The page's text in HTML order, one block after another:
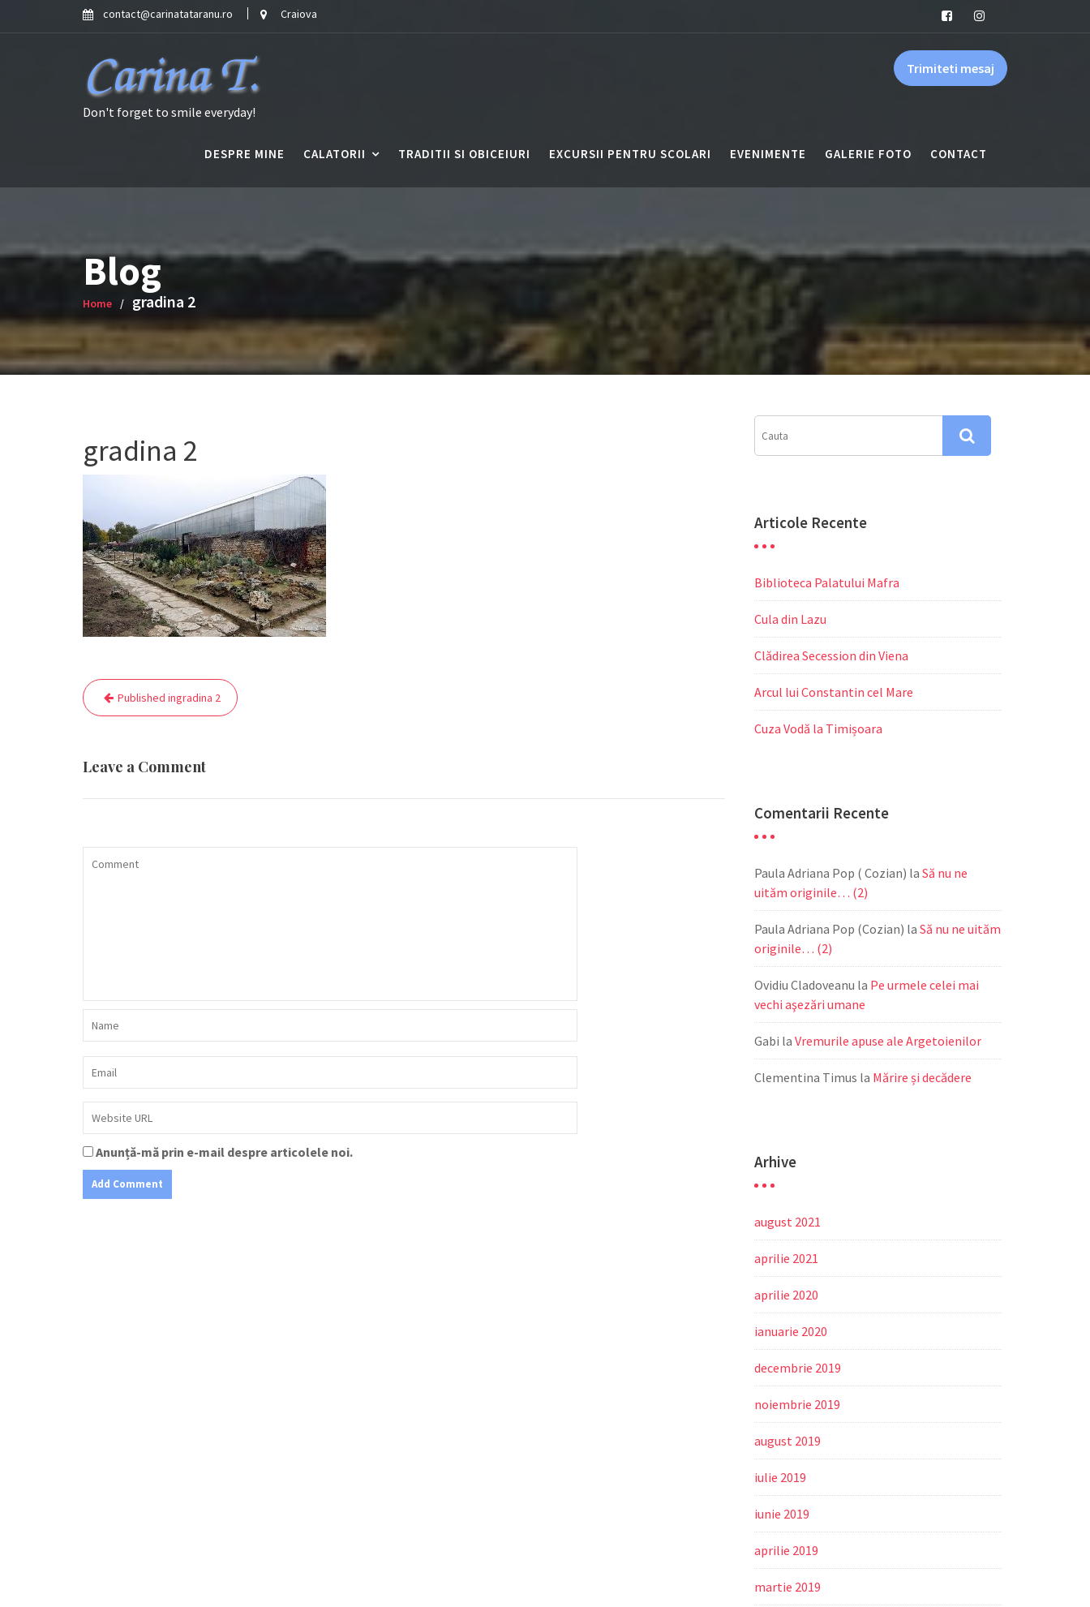
contact@carinatataranu.ro Craiova
Don't forget to smile everyday!
Trimiteti mesaj
DESPRE MINE CALATORII TRADITII SI OBICEIURI EXCURSII PENTRU SCOLARI EVENIMENTE GALERIE FOTO CONTACT
Blog
Home gradina 2
gradina 2
Navigare
în
Published ingradina 2
Leave a Comment
Anunță-mă prin e-mail despre articolele noi.
Articole Recente
Biblioteca Palatului Mafra
Cula din Lazu
Clădirea Secession din Viena
Arcul lui Constantin cel Mare
Cuza Vodă la Timișoara
Comentarii Recente
Paula Adriana Pop ( Cozian) laSă nu ne
uităm originile… (2)
Paula Adriana Pop (Cozian) laSă nu ne uităm
originile… (2)
Ovidiu Cladoveanu la Pe urmele celei mai
vechi aşezări umane
Gabi laVremurile apuse ale Argetoienilor
Clementina Timus la Mărire și decădere
Arhive
august 2021
aprilie 2021
aprilie 2020
ianuarie 2020
decembrie 2019
noiembrie 2019
august 2019
iulie 2019
iunie 2019
aprilie 2019
martie 2019